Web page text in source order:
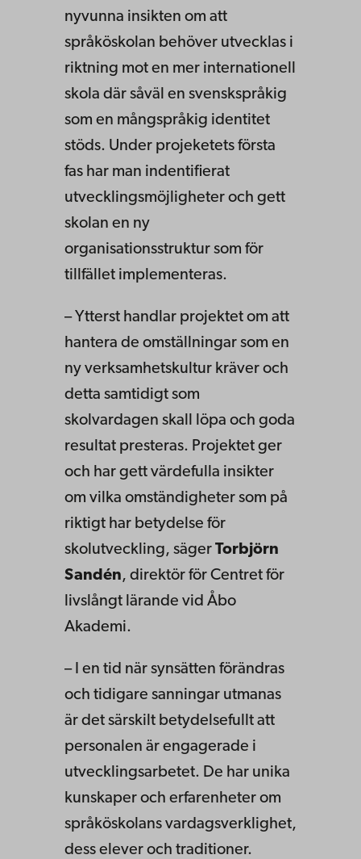
nyvunna insikten om att
språköskolan behöver utvecklas i
riktning mot en mer internationell
skola där såväl en svenskspråkig
som en mångspråkig identitet
stöds. Under projeketets första
fas har man indentifierat
utvecklingsmöjligheter och gett
skolan en ny
organisationsstruktur som för
tillfället implementeras.
– Ytterst handlar projektet om att
hantera de omställningar som en
ny verksamhetskultur kräver och
detta samtidigt som
skolvardagen skall löpa och goda
resultat presteras. Projektet ger
och har gett värdefulla insikter
om vilka omständigheter som på
riktigt har betydelse för
skolutveckling, säger Torbjörn
Sandén, direktör för Centret för
livslångt lärande vid Åbo
Akademi.
– I en tid när synsätten förändras
och tidigare sanningar utmanas
är det särskilt betydelsefullt att
personalen är engagerade i
utvecklingsarbetet. De har unika
kunskaper och erfarenheter om
språköskolans vardagsverklighet,
dess elever och traditioner.